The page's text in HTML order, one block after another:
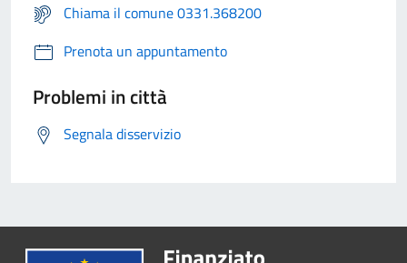
Chiama il comune 0331.368200
Prenota un appuntamento
Problemi in città
Segnala disservizio